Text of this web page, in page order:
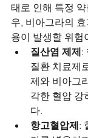
태로 인해 특정
우, 비아그라의
용이 발생할 위험
질산염 제제:
질환 치료제
제와 비아그
각한 혈압 강
다.
항고혈압제: